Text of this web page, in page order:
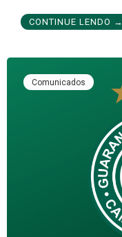
CONTINUE LENDO →
Comunicados